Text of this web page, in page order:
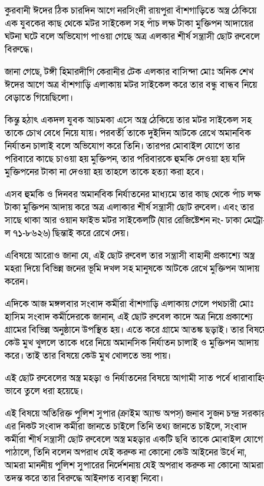
কুরবানী ঈদের ঠিক চারদিন আগে নরসিংদী রায়পুরা বাঁশগাড়িতে অস্ত্র ঠেকিয়ে
এক যুবকের কাছ থেকে মটর সাইকেল সহ পাঁচ লক্ষ টাকা মুক্তিপন আদায়ের
ঘটনা ঘটে বলে অভিযোগ পাওয়া গেছে অত্র এলকার শীর্ষ সন্ত্রাসী ছোট রুবেলে
বিরুদ্ধে।
জানা গেছে, টঙ্গী হিমারদীগি কেরানীর টেক এলকার বাসিন্দা মোঃ অনিক শেখ
ঈদের আগে অত্র বাঁশগাড়ি এলাকায় মটর সাইকেল করে তার বন্ধু বান্ধব নিয়ে
বেড়াতে গিয়েছিলো।
কিন্তু হঠাৎ একদল যুবক আচমকা এসে অস্ত্র ঠেকিয়ে তার মটর সাইকেল সহ
তাকে চোখ বেধে নিয়ে যায়। পরবর্তী তাকে দুইদিন আটকে রেখে অমানবিক
নির্যাতন চালাই বলে অভিযোগ করে তিনি। তারপর মোবাইল যোগে তার
পরিবারে কাছে চাওয়া হয় মুক্তিপন, তার পরিবারকে হুমকি দেওয়া হয় যদি
মুক্তিপনের টাকা না দেওয়া হয় তাহলে তাকে হত্যা করা হবে।
এসব হুমকি ও দিনবর অমানবিক নির্যাতনের মাধ্যমে তার কাছ থেকে পাঁচ লক্ষ
টাকা মুক্তিপন আদায় করে অত্র এলাকার শীর্ষ সন্ত্রাসী ছোট রুবেল। এবং তার
সাছে থাকা আর ওয়ান ফাইভ মটর সাইকেলটি (যার রেজিষ্টেশন নং- ঢাকা
ল ৭১-৮৬২৬) ছিন্তাই করে রেখে দেয়।
এবিষয়ে আরোও জানা যে, এই ছোট রুবেল তার সন্ত্রাসী বাহানী প্রকাশ্যে অস্ত্র
মহরা দিয়ে বিভিন্ন জনের ভূমি দখল সহ মানুষকে আটকে রেখে মুক্তিপন আদায়
করেন।
এদিকে আজ মঙ্গলবার সংবাদ কর্মীরা বাঁশগাড়ি এলাকায় গেলে পথচারী মোঃ
হাসিম সংবাদ কর্মীদেরকে জানান, এই ছোট রুবেল কাদে অত্র নিয়ে প্রকাশ্যে
গ্রামের বিভিন্ন অনুষ্ঠানে উপস্থিত হয়। এতে করে গ্রামে আতঙ্ক ছড়াই। তার
কেউ মুখ খুললে তাকে ধরে নিয়ে অমানসিক নির্যাতন চালাই ও মুক্তিপন আদায়
করে। তাই তার বিষয়ে কেউ মুখ খোলতে ভয় পায়।
এই ছোট রুবেলের অস্ত্র মহড়া ও নির্যাতনের বিষয়ে আগামী সাত পর্বে
ভাবে তুলে ধরা হয়েছে।
এই বিষয়ে অতিরিক্ত পুলিশ সুপার (ক্রাইম অ্যান্ড অপস্) জনাব সুজন চন্দ্র
এর নিকট সংবাদ কর্মীরা জানতে চাইলে তিনি তথ্য জানতে চাইলে, সংবাদ
কর্মীরা শীর্ষ সন্ত্রাসী ছোট রুবেলে অস্ত্র মহড়ার একটি ছবি তাকে মোবাইল যোগে
পাঠালে, তিনি বলেন অপরাধ যেই করুক না কোনো কেউ আইনের উর্ধে না,
আমরা মাননীয় পুলিশ সুপারের নির্দেশনায় যেই অপরাধ করুক না কোনো আমরা
তদন্ত করে তার বিরুদ্ধে আইনগত ব্যবস্থা নিবো।